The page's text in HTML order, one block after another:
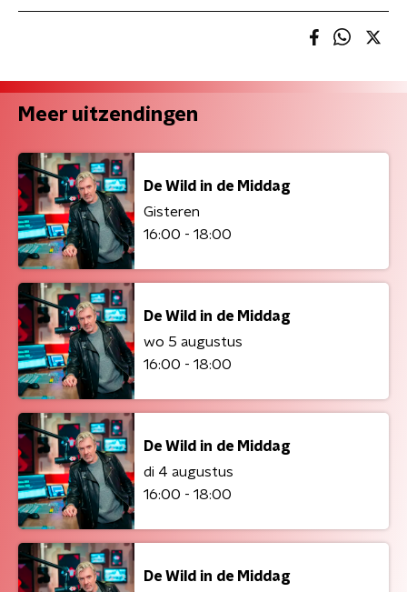
Meer uitzendingen
De Wild in de Middag
Gisteren
16:00 - 18:00
De Wild in de Middag
wo 5 augustus
16:00 - 18:00
De Wild in de Middag
di 4 augustus
16:00 - 18:00
De Wild in de Middag